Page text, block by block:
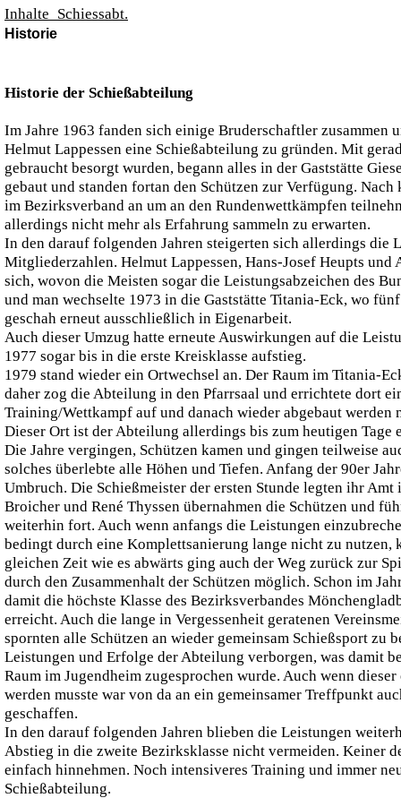
Inhalte_Schiessabt.
Historie
Historie der Schießabteilung
Im Jahre 1963 fanden sich einige Bruderschaftler zusammen
Helmut Lappessen eine Schießabteilung zu gründen. Mit
gebraucht besorgt wurden, begann alles in der Gaststätte
gebaut und standen fortan den Schützen zur Verfügung.
im Bezirksverband an um an den Rundenwettkämpfen
allerdings nicht mehr als Erfahrung sammeln zu erwarten.
In den darauf folgenden Jahren steigerten sich allerdings die
Mitgliederzahlen. Helmut Lappessen, Hans-Josef Heupts und
sich, wovon die Meisten sogar die Leistungsabzeichen des
und man wechselte 1973 in die Gaststätte Titania-Eck, wo
geschah erneut ausschließlich in Eigenarbeit.
Auch dieser Umzug hatte erneute Auswirkungen auf die
1977 sogar bis in die erste Kreisklasse aufstieg.
1979 stand wieder ein Ortwechsel an. Der Raum im Titania-
daher zog die Abteilung in den Pfarrsaal und errichtete dort
Training/Wettkampf auf und danach wieder abgebaut werden
Dieser Ort ist der Abteilung allerdings bis zum heutigen Tage
Die Jahre vergingen, Schützen kamen und gingen teilweise
solches überlebte alle Höhen und Tiefen. Anfang der 90er
Umbruch. Die Schießmeister der ersten Stunde legten ihr
Broicher und René Thyssen übernahmen die Schützen und
weiterhin fort. Auch wenn anfangs die Leistungen
bedingt durch eine Komplettsanierung lange nicht zu
gleichen Zeit wie es abwärts ging auch der Weg zurück zur
durch den Zusammenhalt der Schützen möglich. Schon im
damit die höchste Klasse des Bezirksverbandes
erreicht. Auch die lange in Vergessenheit geratenen
spornten alle Schützen an wieder gemeinsam Schießsport zu
Leistungen und Erfolge der Abteilung verborgen, was damit
Raum im Jugendheim zugesprochen wurde. Auch wenn
werden musste war von da an ein gemeinsamer Treffpunkt
geschaffen.
In den darauf folgenden Jahren blieben die Leistungen
Abstieg in die zweite Bezirksklasse nicht vermeiden. Keiner
einfach hinnehmen. Noch intensiveres Training und immer
Schießabteilung.